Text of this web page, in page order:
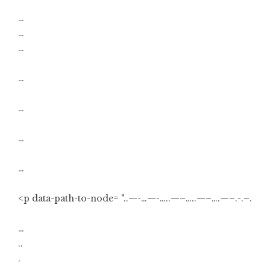
…
…
…
…
…
…
…
<p data-path-to-node= "..—-…—-…..—–…..—–….—–.-.–.
…
..
.